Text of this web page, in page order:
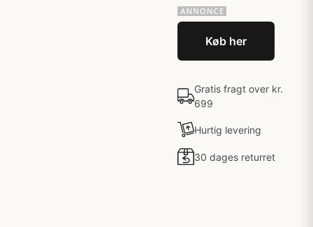
Køb her
Gratis fragt over kr.
699
Hurtig levering
30 dages returret